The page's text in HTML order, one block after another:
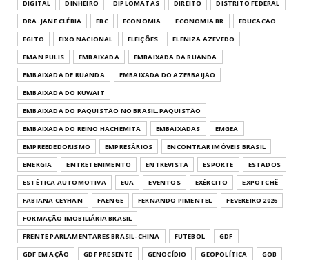
DIGITAL
DINHEIRO DIPLOMATAS DIREITO
DISTRITO FEDERAL
DRA. JANE CLÉBIA
EBC ECONOMIA ECONOMIA BR
EDUCACAO
EGITO
EIXO NACIONAL ELEIÇÕES
ELENIZA AZEVEDO
EMAN PULIS
EMBAIXADA
EMBAIXADA DA RUANDA
EMBAIXADA DE RUANDA
EMBAIXADA DO AZERBAIJÃO
EMBAIXADA DO KUWAIT
EMBAIXADA DO PAQUISTÃO NO BRASIL.PAQUISTÃO
EMBAIXADA DO REINO HACHEMITA
EMBAIXADAS
EMGEA
EMPREEDEDORISMO
EMPRESÁRIOS
ENCONTRAR IMÓVEIS BRASIL
ENERGIA
ENTRETENIMENTO ENTREVISTA ESPORTE
ESTADOS
ESTÉTICA AUTOMOTIVA
EUA EVENTOS EXÉRCITO
EXPOTCHÊ
FABIANA CEYHAN
FAENGE FERNANDO PIMENTEL
FEVEREIRO 2026
FORMAÇÃO IMOBILIÁRIA BRASIL
FRENTE PARLAMENTARES BRASIL-CHINA
FUTEBOL
GDF
GDF EM AÇÃO
GDF PRESENTE GENOCÍDIO GEOPOLÍTICA
GOB